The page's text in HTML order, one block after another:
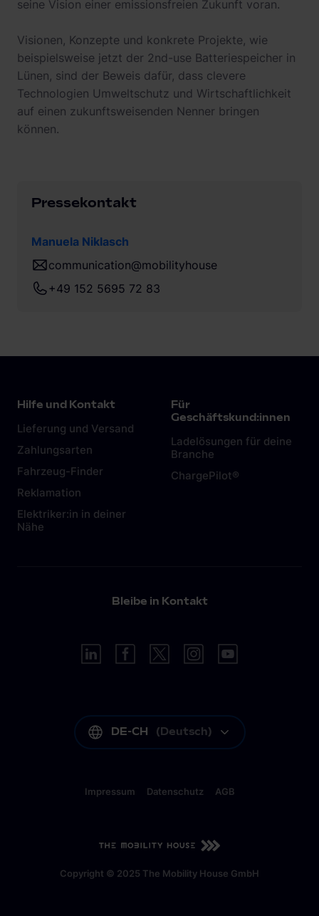
DE-CH ( Deutsch
seine Vision einer emissionsfreien Zukunft voran.
Visionen, Konzepte und konkrete Projekte, wie
beispielsweise jetzt der 2nd-use Batteriespeicher in
Lünen, sind der Beweis dafür, dass clevere
Technologien Umweltschutz und Wirtschaftlichkeit
auf einen zukunftsweisenden Nenner bringen
können.
Pressekontakt
Manuela Niklasch
communication@mobilityhouse
+49 152 5695 72 83
Hilfe und Kontakt
Lieferung und Versand
Zahlungsarten
Fahrzeug-Finder
Reklamation
Elektriker:in in deiner
Nähe
Für
Geschäftskund:innen
Ladelösungen für deine
Branche
ChargePilot®
Bleibe in Kontakt
DE-CH (Deutsch)
Copyright © 2025 The Mobility House GmbH
Impressum Datenschutz AGB